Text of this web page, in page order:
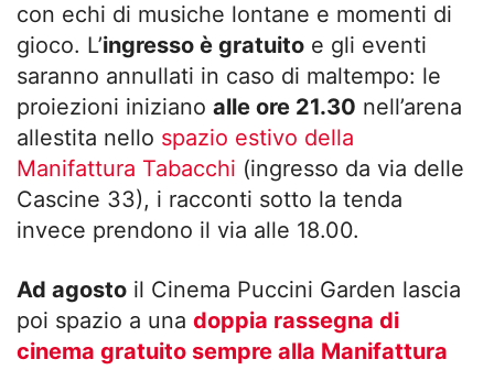
con echi di musiche lontane e momenti di
gioco. L’ingresso è gratuito e gli eventi
saranno annullati in caso di maltempo: le
proiezioni iniziano alle ore 21.30 nell’arena
allestita nello spazio estivo della
Manifattura Tabacchi (ingresso da via delle
Cascine 33), i racconti sotto la tenda
invece prendono il via alle 18.00.
Ad agosto il Cinema Puccini Garden lascia
poi spazio a una doppia rassegna di
cinema gratuito sempre alla Manifattura